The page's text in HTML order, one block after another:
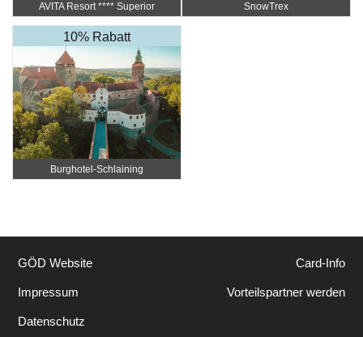
AVITA Resort ​**** Superior SnowTrex
10% Rabatt
Burghotel-Schlaining
GÖD Website
Impressum
Datenschutz
Card-Info
Vorteilspartner werden